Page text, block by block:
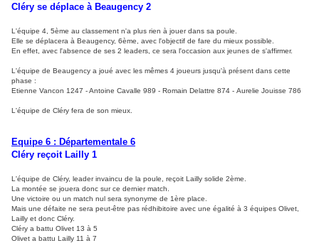
Cléry se déplace à Beaugency 2
L'équipe 4, 5ème au classement n'a plus rien à jouer dans sa poule.
Elle se déplacera à Beaugency, 6ème, avec l'objectif de fare du mieux possible.
En effet, avec l'absence de ses 2 leaders, ce sera l'occasion aux jeunes de s'affirmer.
L'équipe de Beaugency a joué avec les mêmes 4 joueurs jusqu'à présent dans cette
phase :
Etienne Vancon 1247 - Antoine Cavalle 989 - Romain Delattre 874 - Aurelie Jouisse 786
L'équipe de Cléry fera de son mieux.
Equipe 6 : Départementale 6
Cléry reçoit Lailly 1
L'équipe de Cléry, leader invaincu de la poule, reçoit Lailly solide 2ème.
La montée se jouera donc sur ce dernier match.
Une victoire ou un match nul sera synonyme de 1ère place.
Mais une défaite ne sera peut-être pas rédhibitoire avec une égalité à 3 équipes Olivet,
Lailly et donc Cléry.
Cléry a battu Olivet 13 à 5
Olivet a battu Lailly 11 à 7